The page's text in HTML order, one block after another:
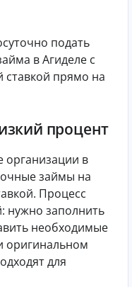
подать
в Агиделе с
ставкой прямо на
процент
организации в
займы на
Процесс
нужно заполнить
необходимые
оригинальном
для